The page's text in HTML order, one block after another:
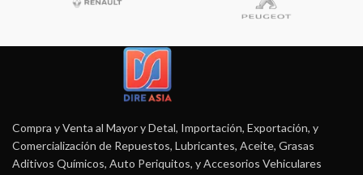
Compra y Venta al Mayor y Detal, Importación, Exportación, y
Comercialización de Repuestos, Lubricantes, Aceite, Grasas
Aditivos Químicos, Auto Periquitos, y Accesorios Vehiculares